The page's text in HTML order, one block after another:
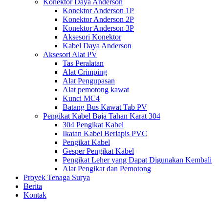
Konektor Daya Anderson
Konektor Anderson 1P
Konektor Anderson 2P
Konektor Anderson 3P
Aksesori Konektor
Kabel Daya Anderson
Aksesori Alat PV
Tas Peralatan
Alat Crimping
Alat Pengupasan
Alat pemotong kawat
Kunci MC4
Batang Bus Kawat Tab PV
Pengikat Kabel Baja Tahan Karat 304
304 Pengikat Kabel
Ikatan Kabel Berlapis PVC
Pengikat Kabel
Gesper Pengikat Kabel
Pengikat Leher yang Dapat Digunakan Kembali
Alat Pengikat dan Pemotong
Proyek Tenaga Surya
Berita
Kontak